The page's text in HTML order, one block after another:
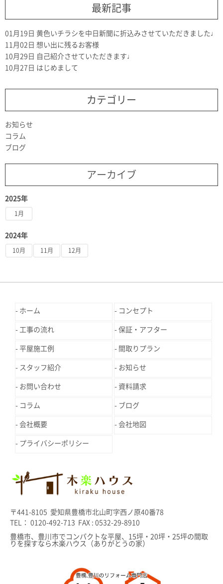
最新記事
01月19日 黄色いチラシを中日新聞に折込みさせていただきました♩
11月02日 想い出に残るお客様
10月29日 自己紹介させていただきます♩
10月27日 はじめまして
カテゴリー
お知らせ
コラム
ブログ
アーカイブ
2025年
1月
2024年
10月 11月 12月
ホーム コンセプト
工事の流れ 保証・アフター
平屋施工例 間取りプラン
スタッフ紹介 お知らせ
お問い合わせ 資料請求
コラム ブログ
会社概要 会社地図
プライバシーポリシー
〒441-8105 愛知県豊橋市北山町字西ノ原40番78
TEL： 0120-492-713 FAX : 0532-29-8910
豊橋市、豊川市でコンパクトな平屋、15坪・20坪・25坪の間取
りを探すなら木楽ハウス（ありがとうの家）